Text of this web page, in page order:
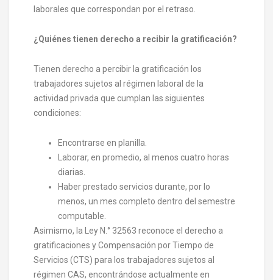
laborales que correspondan por el retraso.
¿Quiénes tienen derecho a recibir la gratificación?
Tienen derecho a percibir la gratificación los
trabajadores sujetos al régimen laboral de la
actividad privada que cumplan las siguientes
condiciones:
Encontrarse en planilla.
Laborar, en promedio, al menos cuatro horas
diarias.
Haber prestado servicios durante, por lo
menos, un mes completo dentro del semestre
computable.
Asimismo, la Ley N.° 32563 reconoce el derecho a
gratificaciones y Compensación por Tiempo de
Servicios (CTS) para los trabajadores sujetos al
régimen CAS, encontrándose actualmente en